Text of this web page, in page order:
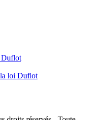
Duflot
la loi Duflot